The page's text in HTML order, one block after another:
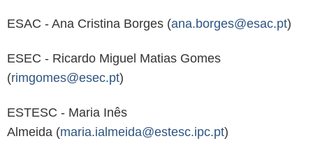
ESAC - Ana Cristina Borges (ana.borges@esac.pt)
ESEC - Ricardo Miguel Matias Gomes
(rimgomes@esec.pt)
ESTESC - Maria Inês
Almeida (maria.ialmeida@estesc.ipc.pt)